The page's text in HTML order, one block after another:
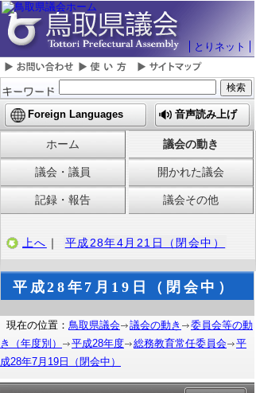
とりネット
Foreign Languages 音声読み上げ
ホーム 議会の動き
議会・議員 開かれた議会
記録・報告 議会その他
上へ ｜ 平成28年4月21日（閉会中）
平成28年7月19日（閉会中）
現在の位置： 鳥取県議会 議会の動き
委員会等の動
き（年度別）
平成28年度 総務教育常任委員会
平
成28年7月19日（閉会中）